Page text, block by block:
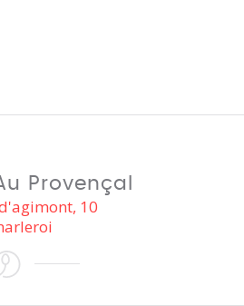
Provençal
10